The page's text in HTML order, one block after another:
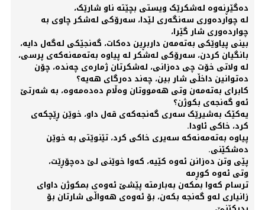
دەگێڕنەوە لەشکرێک ویستی بچێتە ناو شارێک،
لە چواردەوری سەنگەری لێدا، سەرۆکی لەشکر چاوی بە
چواردەوری شار گێرا،
بینی پیاوێکی بەتەمەن داربڕین دەکات، گەنجێکی لەگەل دایە،
بانگیان کردن، سەرۆکی لەشکر لە پیاوە بەتەمەنەکەی پرسی،
لە ولاتی خۆت چی دەزانی، لەشکرتان ژمارەی چەندە، چۆن
دەتوانین داخڵی شار بین، چەند دەرگای هەیە؟
کابرای بەتەمەن وتی هەمووتان وەڵام دەدەمەوە، بە شەرتێ
ئەو گەنجەی بکوژن؟
یەکێک بەشیرێک سەری گەنجەکەی قەل داو، خوێن ڕێچکەی
کرد، خاکی ئاودا.
پیاوە بەتەمەنەکە سەیری خاکی کرد، تێنوێتی بە خوێن
دەشکێنی.
پێی وتن دەزانن ئەوە کێیە، کەوا خوێنی لێ دەچۆڕێت،
وتی ئەوە کوڕمە
ترسام کەوا بمکەن بەبارمتە پێشێ ئەوەی بمکوژن داوای
زانیاری لەو گەنجە بکەن، بۆ ئەوەی هەواڵی شارتان بۆ